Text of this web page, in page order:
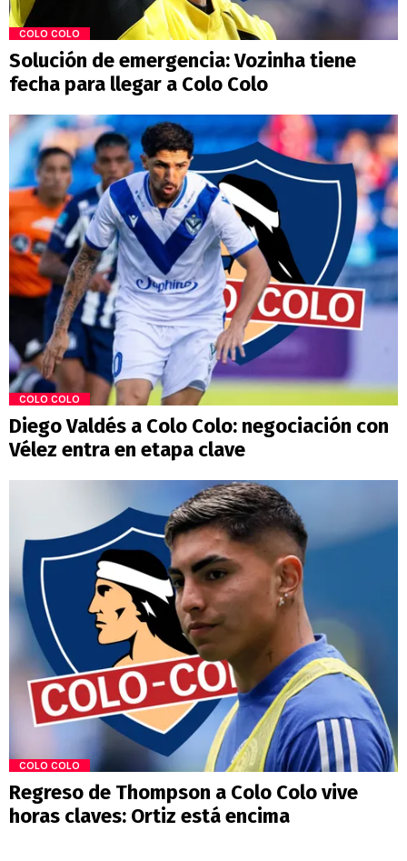
COLO COLO
Solución de emergencia: Vozinha tiene
fecha para llegar a Colo Colo
COLO COLO
Diego Valdés a Colo Colo: negociación con
Vélez entra en etapa clave
COLO COLO
Regreso de Thompson a Colo Colo vive
horas claves: Ortiz está encima